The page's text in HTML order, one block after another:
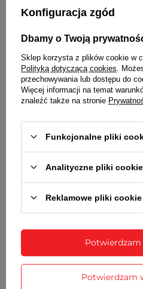
Wraz z bransoletą otrzymasz:
dowód zakupu -
Potrzebujesz
Konfiguracja zgód
Dbamy o Twoją
Sklep korzysta z plików cookie w
Polityką dotyczącą cookies .
przechowywania lub dostępu do
Więcej informacji na temat
znaleźć także na stronie
Funkcjonalne pliki
Analityczne pliki cookie
Reklamowe pliki cookie
Potwierdzam
Potwierdzam